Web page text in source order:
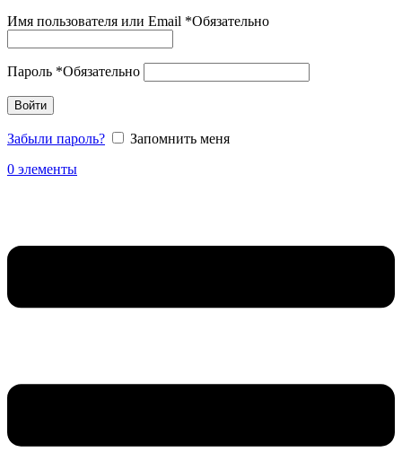
Имя пользователя или Email *Обязательно
Пароль *Обязательно
Войти
Забыли пароль?
Запомнить меня
0 элементы